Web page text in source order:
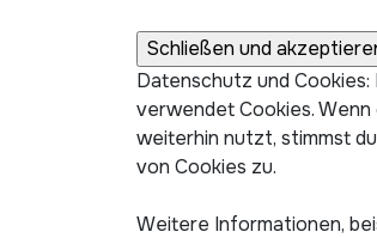
Datenschutz und Cookies:
verwendet Cookies. Wenn
weiterhin nutzt, stimmst
von Cookies zu.
Weitere Informationen,